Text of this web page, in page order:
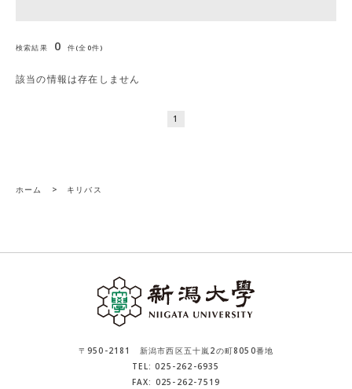
検索結果 0 件(全0件)
該当の情報は存在しません
1
ホーム > キリバス
〒950-2181 新潟市西区五十嵐2の町8050番地
TEL: 025-262-6935
FAX: 025-262-7519